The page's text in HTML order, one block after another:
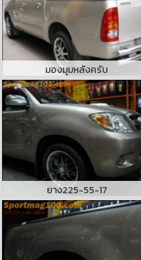
มองมุมหลังครับ
ยาง225-55-17